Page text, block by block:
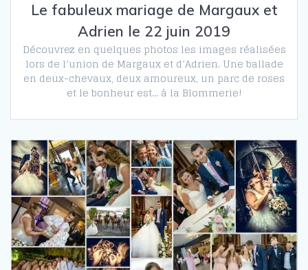
Le fabuleux mariage de Margaux et
Adrien le 22 juin 2019
Découvrez en quelques photos les images réalisées
lors de l’union de Margaux et d’Adrien. Une ballade
en deux-chevaux, deux amoureux, un parc de roses
et le bonheur est… à la Blommerie!